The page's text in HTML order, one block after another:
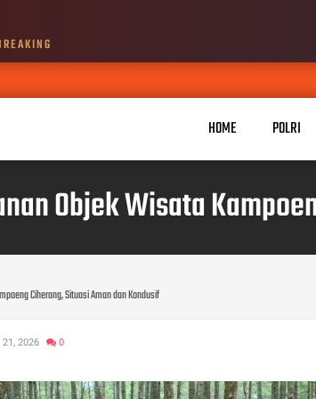
HOME POLRI
Objek Wisata
Ciherang, Situasi Aman dan Kondusif
2026 0